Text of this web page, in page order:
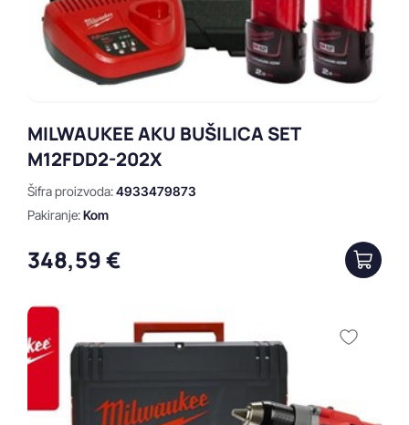
MILWAUKEE AKU BUŠILICA SET
M12FDD2-202X
Šifra proizvoda:4933479873
Pakiranje:Kom
348,59 €